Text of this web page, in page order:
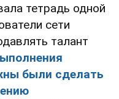
тетрадь одной
сети
талант
были сделать